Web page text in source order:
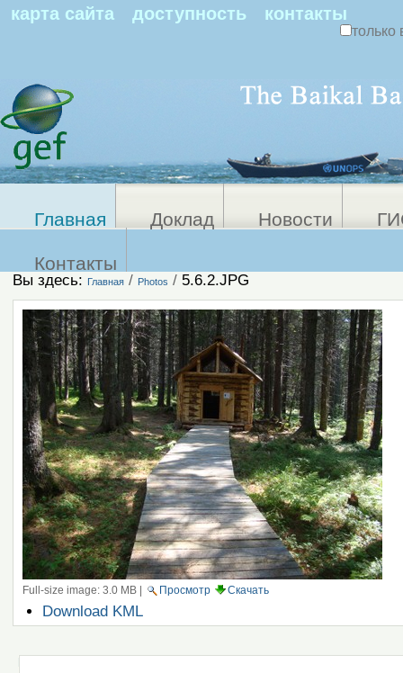
карта сайта доступность контакты
только
Главная Доклад Новости
Контакты
Вы здесь: Главная / Photos / 5.6.2.JPG
Full-size image: 3.0 MB| Просмотр Скачать
Операции
с
Download KML